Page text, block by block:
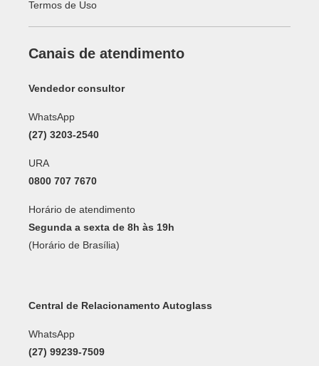
Termos de Uso
Canais de atendimento
Vendedor consultor
WhatsApp
(27) 3203-2540
URA
0800 707 7670
Horário de atendimento
Segunda a sexta de 8h às 19h
(Horário de Brasília)
Central de Relacionamento Autoglass
WhatsApp
(27) 99239-7509